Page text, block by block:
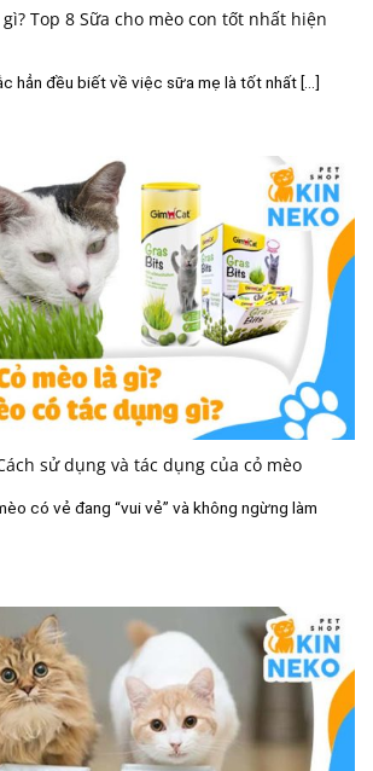
Top 8 Sữa cho mèo con tốt nhất hiện
hẳn đều biết về việc sữa mẹ là tốt nhất [...]
sử dụng và tác dụng của cỏ mèo
có vẻ đang “vui vẻ” và không ngừng làm